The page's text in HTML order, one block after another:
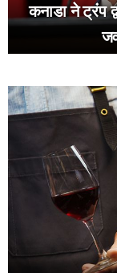
कनाडा ने ट्रंप